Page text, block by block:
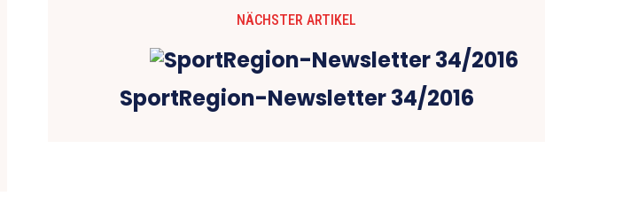
NÄCHSTER ARTIKEL
SportRegion-Newsletter 34/2016